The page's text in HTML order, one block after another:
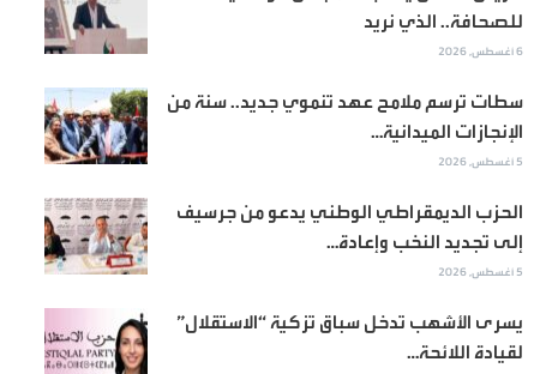
للصحافة.. الذي نريد
6 أغسطس, 2026
سطات ترسم ملامح عهد تنموي جديد.. سنة من
الإنجازات الميدانية…
5 أغسطس, 2026
الحزب الديمقراطي الوطني يدعو من جرسيف
إلى تجديد النخب وإعادة…
5 أغسطس, 2026
يسرى الأشهب تدخل سباق تزكية “الاستقلال”
لقيادة اللائحة…